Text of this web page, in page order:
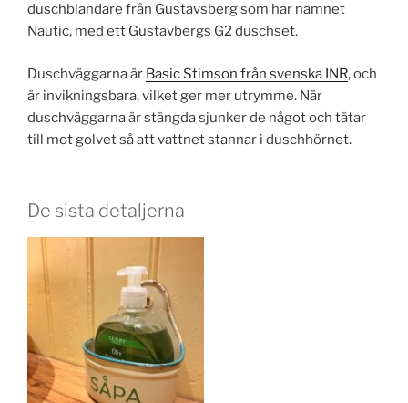
duschblandare från Gustavsberg som har namnet
Nautic, med ett Gustavbergs G2 duschset.
Duschväggarna är Basic Stimson från svenska INR, och
är invikningsbara, vilket ger mer utrymme. När
duschväggarna är stängda sjunker de något och tätar
till mot golvet så att vattnet stannar i duschhörnet.
De sista detaljerna